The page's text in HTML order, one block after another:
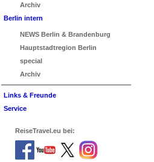
Archiv
Berlin intern
NEWS Berlin & Brandenburg
Hauptstadtregion Berlin
special
Archiv
Links & Freunde
Service
ReiseTravel.eu bei: